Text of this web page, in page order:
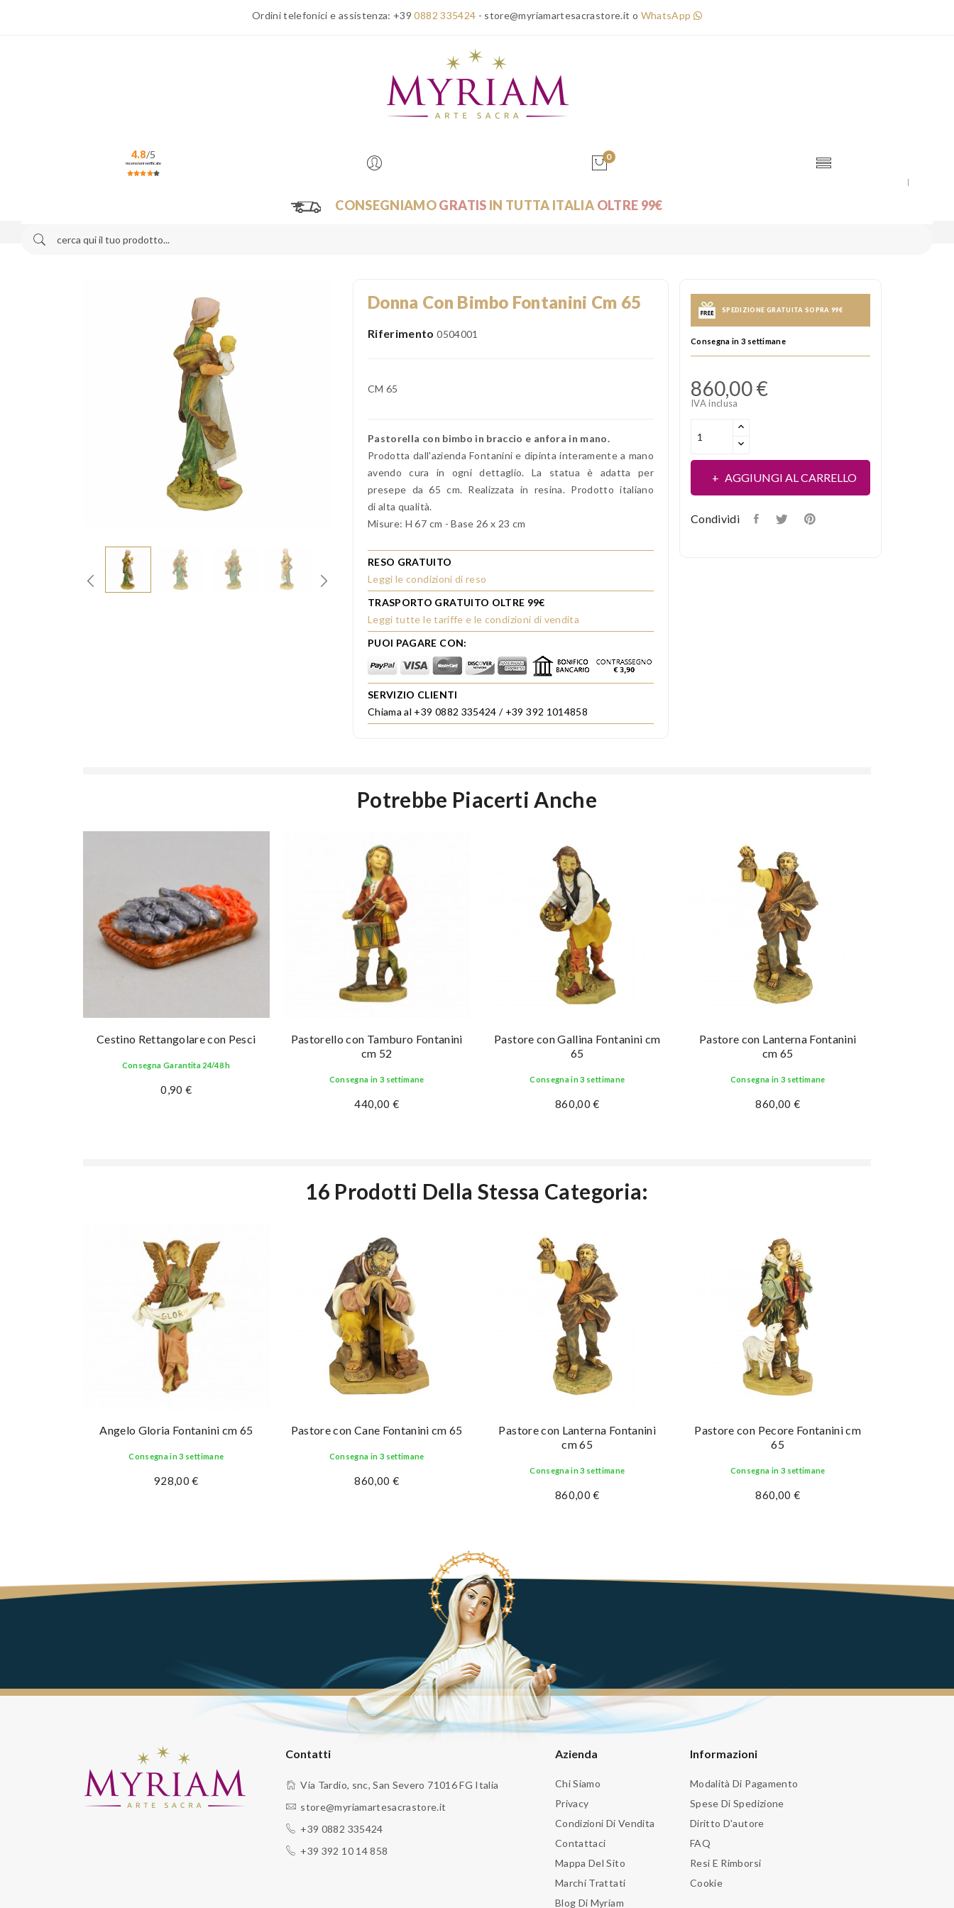
Ordini telefonici e assistenza: +390882 335424 - store@myriamartesacrastore.it o WhatsApp
4.8/5
recensioni verificate
0
CONSEGNIAMOGRATIS IN TUTTA ITALIA OLTRE 99€
Donna Con Bimbo Fontanini Cm 65
Riferimento 0504001
CM 65
Pastorella con bimbo in braccio e anfora in mano.
Prodotta dall'azienda Fontanini e dipinta interamente a mano
avendo cura in ogni dettaglio. La statua è adatta per
presepe da 65 cm. Realizzata in resina. Prodotto italiano
di alta qualità.
Misure: H 67 cm - Base 26 x 23 cm
RESO GRATUITO
Leggi le condizioni di reso
TRASPORTO GRATUITO OLTRE 99€
Leggi tutte le tariffe e le condizioni di vendita
PUOI PAGARE CON:
SERVIZIO CLIENTI
Chiama al +39 0882 335424 / +39 392 1014858
SPEDIZIONE GRATUITA SOPRA 99€
Consegna in 3 settimane
860,00 €
IVA inclusa
AGGIUNGI AL CARRELLO
Condividi
Potrebbe Piacerti Anche
Cestino Rettangolare con Pesci
Consegna Garantita 24/48 h
0,90 €
Pastorello con Tamburo Fontanini
cm 52
Consegna in 3 settimane
440,00 €
Pastore con Gallina Fontanini cm
65
Consegna in 3 settimane
860,00 €
Pastore con Lanterna Fontanini
cm 65
Consegna in 3 settimane
860,00 €
16 Prodotti Della Stessa Categoria:
Angelo Gloria Fontanini cm 65
Consegna in 3 settimane
928,00 €
Pastore con Cane Fontanini cm 65
Consegna in 3 settimane
860,00 €
Pastore con Lanterna Fontanini
cm 65
Consegna in 3 settimane
860,00 €
Pastore con Pecore Fontanini cm
65
Consegna in 3 settimane
860,00 €
Contatti
Via Tardio, snc, San Severo 71016 FG Italia
store@myriamartesacrastore.it
+39 0882 335424
+39 392 10 14 858
Azienda
Chi Siamo
Privacy
Condizioni Di Vendita
Contattaci
Mappa Del Sito
Marchi Trattati
Blog Di Myriam
Informazioni
Modalità Di Pagamento
Spese Di Spedizione
Diritto D'autore
FAQ
Resi E Rimborsi
Cookie